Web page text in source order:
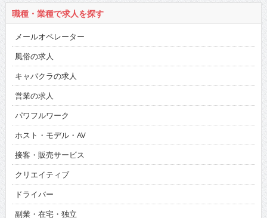
職種・業種で求人を探す
メールオペレーター
風俗の求人
キャバクラの求人
営業の求人
パワフルワーク
ホスト・モデル・AV
接客・販売サービス
クリエイティブ
ドライバー
副業・在宅・独立